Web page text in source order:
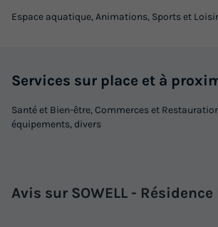
(Séjour + Petit-déjeuner)
Espace aquatique, Animations, Sports et
Services sur place et à
Santé et Bien-être, Commerces et
équipements, divers
Avis sur SOWELL - Résidence